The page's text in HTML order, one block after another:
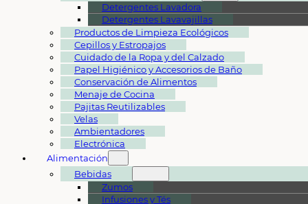
Detergentes Lavadora
Detergentes Lavavajillas
Productos de Limpieza Ecológicos
Cepillos y Estropajos
Cuidado de la Ropa y del Calzado
Papel Higiénico y Accesorios de Baño
Conservación de Alimentos
Menaje de Cocina
Pajitas Reutilizables
Velas
Ambientadores
Electrónica
Alimentación
Bebidas
Zumos
Infusiones y Tés